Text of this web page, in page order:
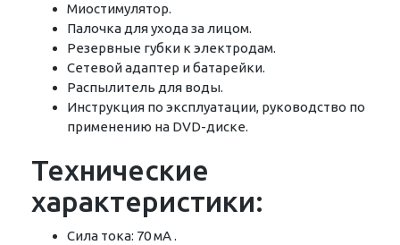
Миостимулятор.
Палочка для ухода за лицом.
Резервные губки к электродам.
Сетевой адаптер и батарейки.
Распылитель для воды.
Инструкция по эксплуатации, руководство по
применению на DVD-диске.
Технические
характеристики:
Сила тока: 70 мА .